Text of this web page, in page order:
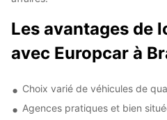
Les avantages de
avec Europcar à
Choix varié de véhicules de
Agences pratiques et bien